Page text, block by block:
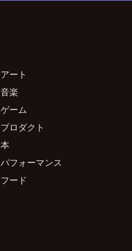
アート
音楽
ゲーム
プロダクト
本
パフォーマンス
フード